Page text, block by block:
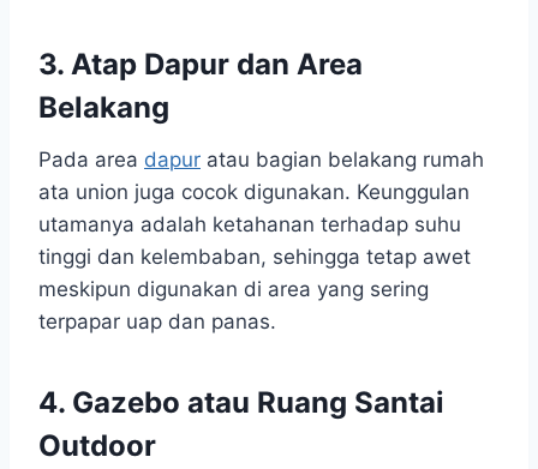
3. Atap Dapur dan Area
Belakang
Pada area dapur atau bagian belakang rumah
ata union juga cocok digunakan. Keunggulan
utamanya adalah ketahanan terhadap suhu
tinggi dan kelembaban, sehingga tetap awet
meskipun digunakan di area yang sering
terpapar uap dan panas.
4. Gazebo atau Ruang Santai
Outdoor